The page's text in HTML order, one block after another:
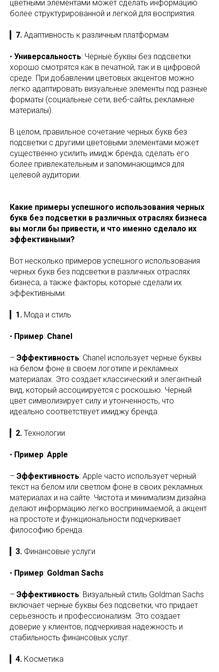
цветными элементами может сделать информацию
более структурированной и легкой для восприятия.
7. Адаптивность к различным платформам
• Универсальность: Черные буквы без подсветки
хорошо смотрятся как в печатной, так и в цифровой
среде. При добавлении цветовых акцентов можно
легко адаптировать визуальные элементы под разные
форматы (социальные сети, веб-сайты, рекламные
материалы).
В целом, правильное сочетание черных букв без
подсветки с другими цветовыми элементами может
существенно усилить имидж бренда, сделать его
более привлекательным и запоминающимся для
целевой аудитории.
Какие примеры успешного использования черных
букв без подсветки в различных отраслях бизнеса
вы могли бы привести, и что именно сделало их
эффективными?
Вот несколько примеров успешного использования
черных букв без подсветки в различных отраслях
бизнеса, а также факторы, которые сделали их
эффективными:
1. Мода и стиль
• Пример: Chanel
– Эффективность: Chanel использует черные буквы
на белом фоне в своем логотипе и рекламных
материалах. Это создает классический и элегантный
вид, который ассоциируется с роскошью. Черный
цвет символизирует силу и утонченность, что
идеально соответствует имиджу бренда.
2. Технологии
• Пример: Apple
– Эффективность: Apple часто использует черный
текст на белом или светлом фоне в своих рекламных
материалах и на сайте. Чистота и минимализм дизайна
делают информацию легко воспринимаемой, а акцент
на простоте и функциональности подчеркивает
философию бренда.
3. Финансовые услуги
• Пример: Goldman Sachs
– Эффективность: Визуальный стиль Goldman Sachs
включает черные буквы без подсветки, что придает
серьезность и профессионализм. Это создает
доверие у клиентов, подчеркивая надежность и
стабильность финансовых услуг.
4. Косметика